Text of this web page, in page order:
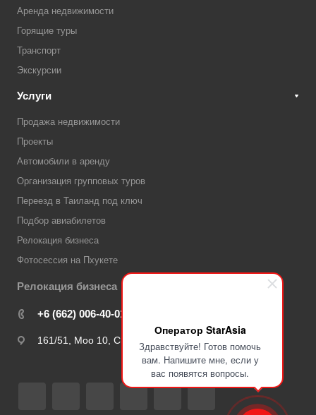
Оператор StarAsia
Здравствуйте! Готов помочь
вам. Напишите мне, если у
вас появятся вопросы.
Аренда недвижимости
Горящие туры
Транспорт
Экскурсии
Услуги
Продажа недвижимости
Проекты
Автомобили в аренду
Организация групповых туров
Переезд в Таиланд под ключ
Подбор авиабилетов
Релокация бизнеса
Фотоcессия на Пхукете
Релокация бизнеса
+6 (662) 006-40-01
161/51, Moo 10, Chalong, Phuket 83130, Таиланд